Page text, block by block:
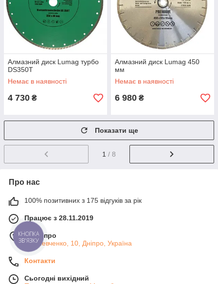
Алмазний диск Lumag турбо
DS350T
Немає в наявності
4 730 ₴
Алмазний диск Lumag 450
мм
Немає в наявності
6 980 ₴
Показати ще
1 / 8
Про нас
100% позитивних з 175 відгуків за рік
Працює з 28.11.2019
м. Дніпро
ул. Шевченко, 10, Дніпро, Україна
Контакти
Сьогодні вихідний
КНОПКА
ЗВ'ЯЗКУ